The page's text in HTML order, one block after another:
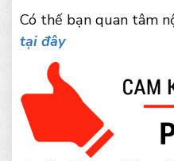
Có thế bạn quan tâm
tại đây